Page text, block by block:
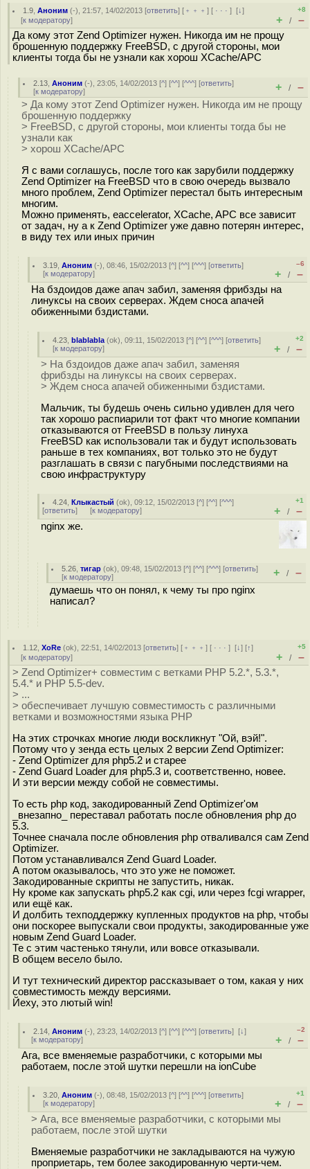
1.9 ,Аноним (-), 21:57, 14/02/2013 [ответить] [ ﹢﹢﹢] [ · · ·][↓]
[к модератору]
+8
+ / –
Да кому этот Zend Optimizer нужен. Никогда им не прощу
брошенную поддержку FreeBSD, с другой стороны, мои
клиенты тогда бы не узнали как хорош XCache/APC
2.13 ,Аноним (-), 23:05, 14/02/2013 [^] [^^] [^^^] [ответить]
[к модератору] + / –
> Да кому этот Zend Optimizer нужен. Никогда им не прощу
брошенную поддержку
> FreeBSD, с другой стороны, мои клиенты тогда бы не
узнали как
> хорош XCache/APC
Я с вами соглашусь, после того как зарубили поддержку
Zend Optimizer на FreeBSD что в свою очередь вызвало
много проблем, Zend Optimizer перестал быть интересным
многим.
Можно применять, eaccelerator, XCache, APC все зависит
от задач, ну а к Zend Optimizer уже давно потерян интерес,
в виду тех или иных причин
3.19 ,Аноним (-), 08:46, 15/02/2013 [^] [^^] [^^^] [ответить]
[к модератору]
–6
+ / –
На бздоидов даже апач забил, заменяя фрибзды на
линуксы на своих серверах. Ждем сноса апачей
обиженными бздистами.
4.23 ,blablabla (ok), 09:11, 15/02/2013 [^] [^^] [^^^] [ответить]
[к модератору]
+2
+ / –
> На бздоидов даже апач забил, заменяя
фрибзды на линуксы на своих серверах.
> Ждем сноса апачей обиженными бздистами.
Мальчик, ты будешь очень сильно удивлен для чего
так хорошо распиарили тот факт что многие компании
отказываются от FreeBSD в пользу линуха
FreeBSD как использовали так и будут использовать
раньше в тех компаниях, вот только это не будут
разглашать в связи с пагубными последствиями на
свою инфраструктуру
4.24 ,Клыкастый (ok), 09:12, 15/02/2013 [^] [^^] [^^^]
[ответить] [к модератору]
+1
+ / –
nginx же.
5.26 ,тигар (ok), 09:48, 15/02/2013 [^] [^^] [^^^] [ответить]
[к модератору] + / –
думаешь что он понял, к чему ты про nginx
написал?
1.12 ,XoRe (ok), 22:51, 14/02/2013 [ответить] [ ﹢﹢﹢] [ · · ·][↓] [↑]
[к модератору]
+5
+ / –
> Zend Optimizer+ совместим с ветками PHP 5.2.*, 5.3.*,
5.4.* и PHP 5.5-dev.
> ...
> обеспечивает лучшую совместимость с различными
ветками и возможностями языка PHP
На этих строчках многие люди воскликнут "Ой, вэй!".
Потому что у зенда есть целых 2 версии Zend Optimizer:
- Zend Optimizer для php5.2 и старее
- Zend Guard Loader для php5.3 и, соответственно, новее.
И эти версии между собой не совместимы.
То есть php код, закодированный Zend Optimizer'ом
_внезапно_ переставал работать после обновления php до
5.3.
Точнее сначала после обновления php отваливался сам Zend
Optimizer.
Потом устанавливался Zend Guard Loader.
А потом оказывалось, что это уже не поможет.
Закодированные скрипты не запустить, никак.
Ну кроме как запускать php5.2 как cgi, или через fcgi wrapper,
или ещё как.
И долбить техподдержку купленных продуктов на php, чтобы
они поскорее выпускали свои продукты, закодированные уже
новым Zend Guard Loader.
Те с этим частенько тянули, или вовсе отказывали.
В общем весело было.
И тут технический директор рассказывает о том, какая у них
совместимость между версиями.
Йеху, это лютый win!
2.14 ,Аноним (-), 23:23, 14/02/2013 [^] [^^] [^^^] [ответить][↓]
[к модератору]
–2
+ / –
Ага, все вменяемые разработчики, с которыми мы
работаем, после этой шутки перешли на ionCube
3.20 ,Аноним (-), 08:48, 15/02/2013 [^] [^^] [^^^] [ответить]
[к модератору]
+1
+ / –
> Ага, все вменяемые разработчики, с которыми мы
работаем, после этой шутки
Вменяемые разработчики не закладываются на чужую
проприетарь, тем более закодированную черти-чем.